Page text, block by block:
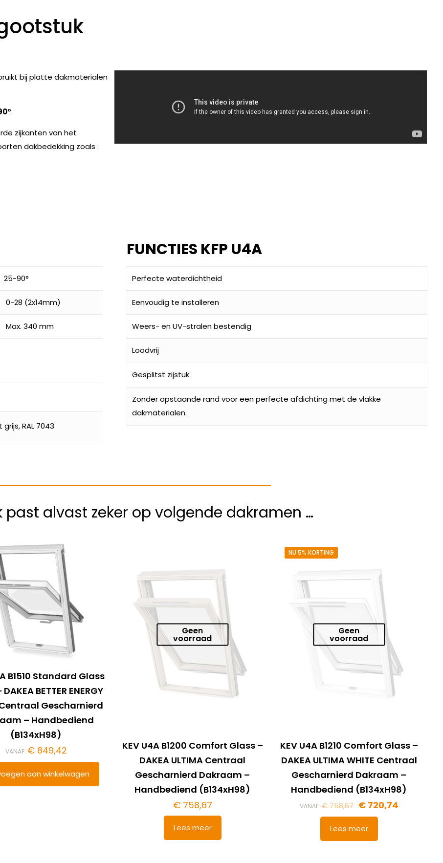
bij platte dakmaterialen
.
zijkanten van het
dakbedekking zoals :
25-90°
0-28 (2x14mm)
Max. 340 mm
RAL 7043
FUNCTIES KFP U4A
Perfecte waterdichtheid
Eenvoudig te installeren
Weers- en UV-stralen bestendig
Loodvrij
Gesplitst zijstuk
Zonder opstaande rand voor een perfecte afdichting met de vlakke
dakmaterialen.
past alvast zeker op volgende dakramen …
B1510 Standard Glass
BETTER ENERGY
Centraal Gescharnierd
– Handbediend
(B134xH98)
VANAF: €849,42
aan winkelwagen
Geen
voorraad
KEV U4A B1200 Comfort Glass –
DAKEA ULTIMA Centraal
Gescharnierd Dakraam –
Handbediend (B134xH98)
€758,67
Lees meer
NU 5% KORTING
Geen
voorraad
KEV U4A B1210 Comfort Glass –
DAKEA ULTIMA WHITE Centraal
Gescharnierd Dakraam –
Handbediend (B134xH98)
VANAF: €758,67 €720,74
Lees meer